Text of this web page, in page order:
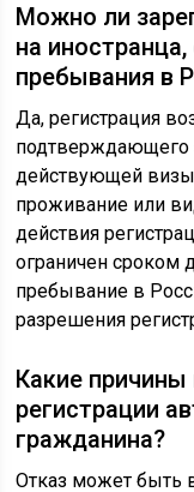
Можно ли
на
пребывания в
Да, регистрация
подтверждающего
действующей
проживание или
действия
ограничен сроком
пребывание в
разрешения
Какие причины
регистрации
гражданина?
Отказ может быть